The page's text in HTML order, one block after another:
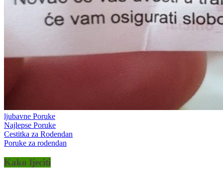
ljubavne Poruke
Najlepse Poruke
Cestitka za Rodendan
Poruke za rodendan
Kako ljeciti